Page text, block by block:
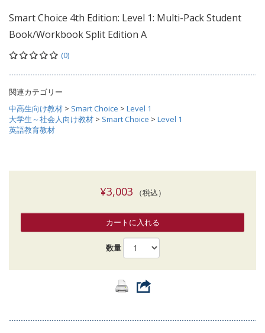
Smart Choice 4th Edition: Level 1: Multi-Pack Student
Book/Workbook Split Edition A
(0)
関連カテゴリー
中高生向け教材 > Smart Choice > Level 1
大学生～社会人向け教材 > Smart Choice > Level 1
英語教育教材
¥3,003 （税込）
カートに入れる
数量